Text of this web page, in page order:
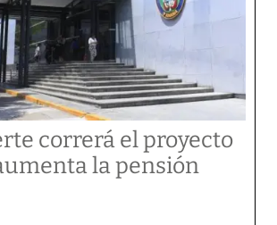
correrá el proyecto
la pensión